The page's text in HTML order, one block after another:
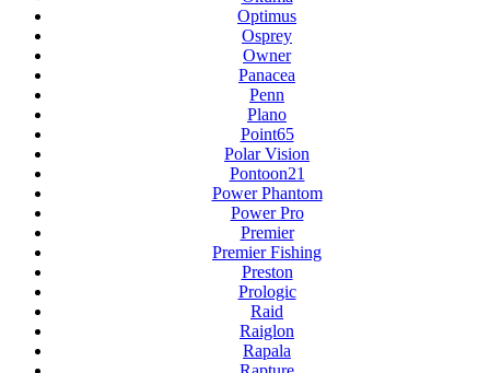
Optimus
Osprey
Owner
Panacea
Penn
Plano
Point65
Polar Vision
Pontoon21
Power Phantom
Power Pro
Premier
Premier Fishing
Preston
Prologic
Raid
Raiglon
Rapala